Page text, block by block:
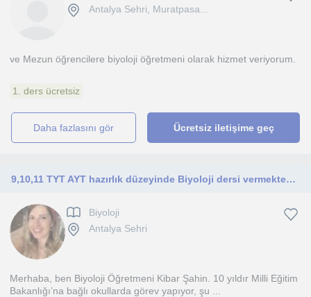
Antalya Sehri, Muratpasa...
ve Mezun öğrencilere biyoloji öğretmeni olarak hizmet veriyorum.
1. ders ücretsiz
daha fazlasını gör Ücretsiz iletişime geç
9,10,11 TYT AYT hazırlık düzeyinde Biyoloji dersi vermekteyim. 10 yıllık biyoloji öğretmeniyim proje okulunda görev yapmaktayım
Biyoloji
Antalya Sehri
Merhaba, ben Biyoloji Öğretmeni Kibar Şahin. 10 yıldır Milli Eğitim
Bakanlığı’na bağlı okullarda görev yapıyor, şu ...